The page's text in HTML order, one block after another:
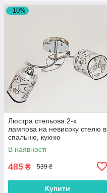
–10%
Люстра стельова 2-х
лампова на невисоку стелю в
спальню, кухню
В наявності
485 ₴ 539 ₴
Купити